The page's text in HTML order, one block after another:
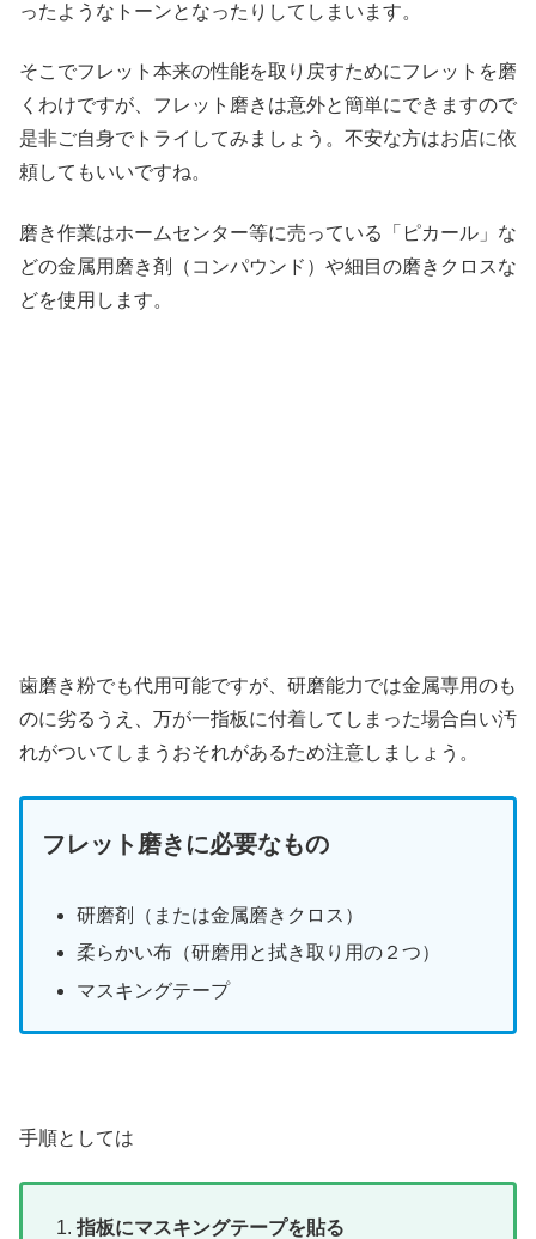
ったようなトーンとなったりしてしまいます。
そこでフレット本来の性能を取り戻すためにフレットを磨
くわけですが、フレット磨きは意外と簡単にできますので
是非ご自身でトライしてみましょう。不安な方はお店に依
頼してもいいですね。
磨き作業はホームセンター等に売っている「ピカール」な
どの金属用磨き剤（コンパウンド）や細目の磨きクロスな
どを使用します。
歯磨き粉でも代用可能ですが、研磨能力では金属専用のも
のに劣るうえ、万が一指板に付着してしまった場合白い汚
れがついてしまうおそれがあるため注意しましょう。
フレット磨きに必要なもの
研磨剤（または金属磨きクロス）
柔らかい布（研磨用と拭き取り用の２つ）
マスキングテープ
手順としては
指板にマスキングテープを貼る